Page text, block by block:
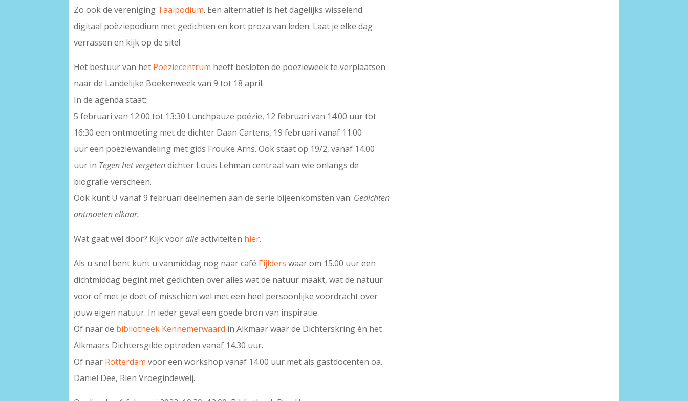
Zo ook de vereniging Taalpodium. Een alternatief is het dagelijks wisselend
digitaal poëziepodium met gedichten en kort proza van leden. Laat je elke dag
verrassen en kijk op de site!
Het bestuur van het Poëziecentrum heeft besloten de poëzieweek te verplaatsen
naar de Landelijke Boekenweek van 9 tot 18 april.
In de agenda staat:
5 februari van 12:00 tot 13:30 Lunchpauze poëzie, 12 februari van 14:00 uur tot
16:30 een ontmoeting met de dichter Daan Cartens, 19 februari vanaf 11.00
uur een poëziewandeling met gids Frouke Arns. Ook staat op 19/2, vanaf 14.00
uur in Tegen het vergetendichter Louis Lehman centraal van wie onlangs de
biografie verscheen.
Ook kunt U vanaf 9 februari deelnemen aan de serie bijeenkomsten van: Gedichten
ontmoeten elkaar.
Wat gaat wèl door? Kijk vooralleactiviteiten hier.
Als u snel bent kunt u vanmiddag nog naar café Eijlders waar om 15.00 uur een
dichtmiddag begint met gedichten over alles wat de natuur maakt, wat de natuur
voor of met je doet of misschien wel met een heel persoonlijke voordracht over
jouw eigen natuur. In ieder geval een goede bron van inspiratie.
Of naar de bibliotheek Kennemerwaard in Alkmaar waar de Dichterskring èn het
Alkmaars Dichtersgilde optreden vanaf 14.30 uur.
Of naar Rotterdam voor een workshop vanaf 14.00 uur met als gastdocenten oa.
Daniel Dee, Rien Vroegindeweij.